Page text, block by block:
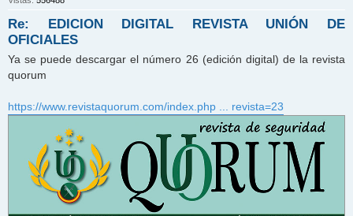
Re: EDICION DIGITAL REVISTA UNIÓN DE
OFICIALES
Ya se puede descargar el número 26 (edición digital) de la revista
quorum
https://www.revistaquorum.com/index.php ... revista=23